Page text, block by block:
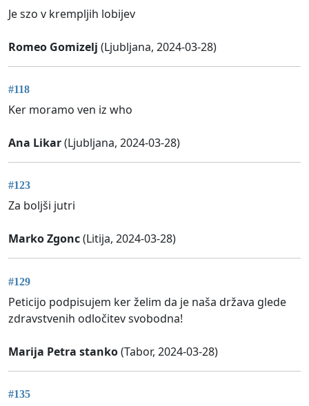
Je szo v krempljih lobijev
Romeo Gomizelj (Ljubljana, 2024-03-28)
#118
Ker moramo ven iz who
Ana Likar(Ljubljana, 2024-03-28)
#123
Za boljši jutri
Marko Zgonc(Litija, 2024-03-28)
#129
Peticijo podpisujem ker želim da je naša država glede
zdravstvenih odločitev svobodna!
Marija Petra stanko(Tabor, 2024-03-28)
#135